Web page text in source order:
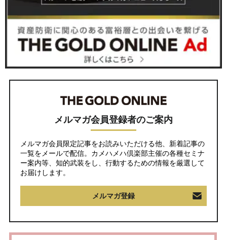
メルマガ会員登録者のご案内
メルマガ会員限定記事をお読みいただける他、新着記事の
一覧をメールで配信。カメハメハ倶楽部主催の各種セミナ
ー案内等、知的武装をし、行動するための情報を厳選して
お届けします。
メルマガ登録